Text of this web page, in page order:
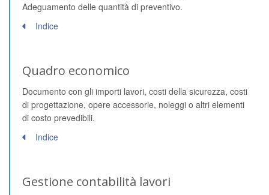
Adeguamento delle quantità di preventivo.
Indice
Quadro economico
Documento con gli importi lavori, costi della sicurezza, costi
di progettazione, opere accessorie, noleggi o altri elementi
di costo prevedibili.
Indice
Gestione contabilità lavori